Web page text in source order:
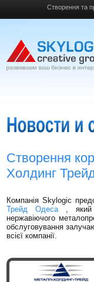
Створення та
Створення
Холдинг
Компанія Skylogic
Трейд Одеса , який
нержавіючого
обслуговування
всієї компанії.